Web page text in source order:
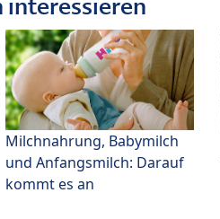
interessieren
Milchnahrung, Babymilch
und Anfangsmilch: Darauf
kommt es an